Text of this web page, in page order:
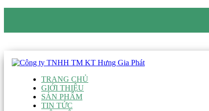
TRANG CHỦ
GIỚI THIỆU
SẢN PHẨM
TIN TỨC